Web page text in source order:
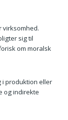
virksomhed.
sig til
om moralsk
i produktion eller
og indirekte